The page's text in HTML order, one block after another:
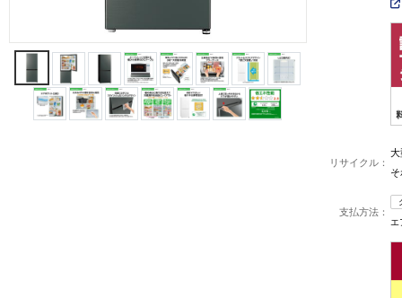
リサイクル：
大
支払方法：
エ